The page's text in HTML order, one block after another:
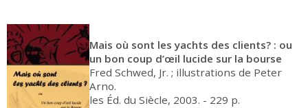
Mais où sont les yachts des clients? : ou
un bon coup d’œil lucide sur la bourse
Fred Schwed, Jr. ; illustrations de Peter
Arno.
les Éd. du Siècle, 2003. - 229 p.